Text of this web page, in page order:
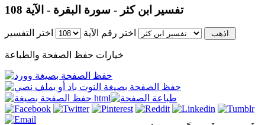
تفسير ابن كثر - سورة البقرة - الآية 108
اختر رقم الآية اختر التفسير
خيارات حفظ الصفحة والطباعة